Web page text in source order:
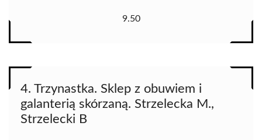
9.50
4. Trzynastka. Sklep z obuwiem i
galanterią skórzaną. Strzelecka M.,
Strzelecki B